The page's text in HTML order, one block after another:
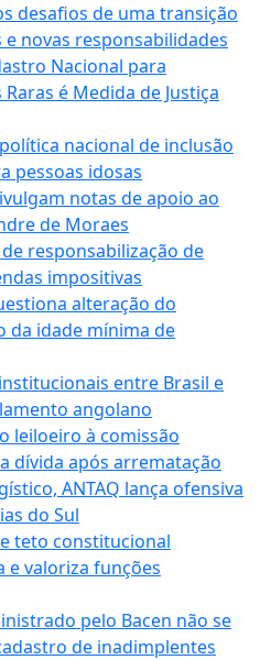
desafios de uma transição
novas responsabilidades
Nacional para
é Medida de Justiça
nacional de inclusão
pessoas idosas
notas de apoio ao
de Moraes
responsabilização de
impositivas
alteração do
da idade mínima de
entre Brasil e
angolano
leiloeiro à comissão
dívida após arrematação
ANTAQ lança ofensiva
do Sul
teto constitucional
e valoriza funções
pelo Bacen não se
de inadimplentes